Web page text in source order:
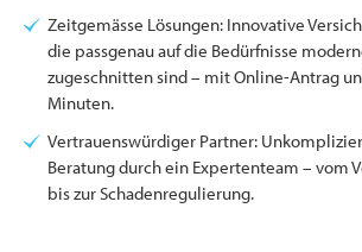
Zeitgemässe Lösungen: Innovative
die passgenau auf die Bedürfnisse
zugeschnitten sind – mit Online-Antrag
Minuten.
Vertrauenswürdiger Partner:
Beratung durch ein Expertenteam – vom
bis zur Schadenregulierung.